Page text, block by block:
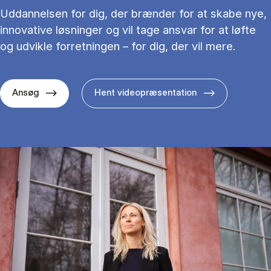
Uddannelsen for dig, der brænder for at skabe nye,
innovative løsninger og vil tage ansvar for at løfte
og udvikle forretningen – for dig, der vil mere.
Ansøg Hent videopræsentation